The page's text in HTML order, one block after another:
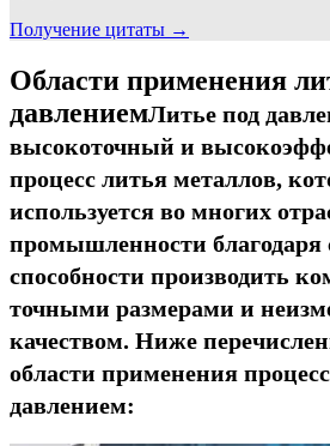
Получение цитаты →
Области применения
давлениемЛитье под
высокоточный и
процесс литья металлов,
используется во многих
промышленности благодаря
способности производить
точными размерами и
качеством. Ниже
области применения
давлением: